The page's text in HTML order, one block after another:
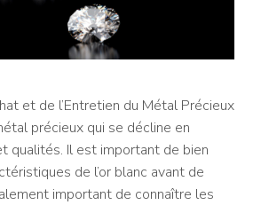
et de l’Entretien du Métal Précieux
précieux qui se décline en
qualités. Il est important de bien
de l’or blanc avant de
important de connaître les